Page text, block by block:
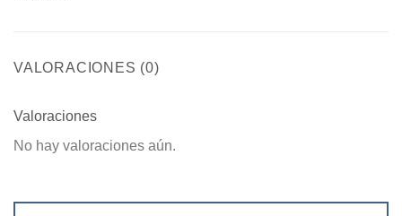
VALORACIONES (0)
Valoraciones
No hay valoraciones aún.